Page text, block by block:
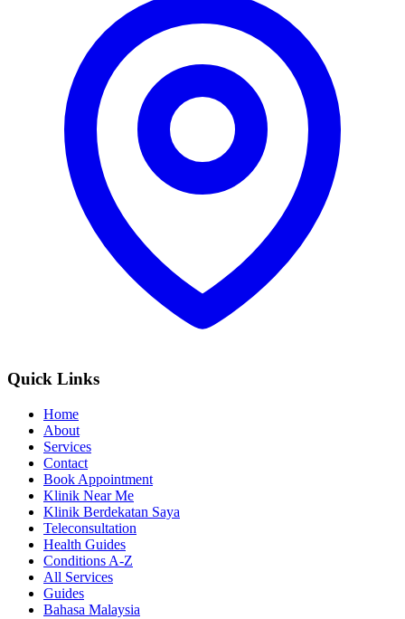
Quick Links
Home
About
Services
Contact
Book Appointment
Klinik Near Me
Klinik Berdekatan Saya
Teleconsultation
Health Guides
Conditions A-Z
All Services
Guides
Bahasa Malaysia